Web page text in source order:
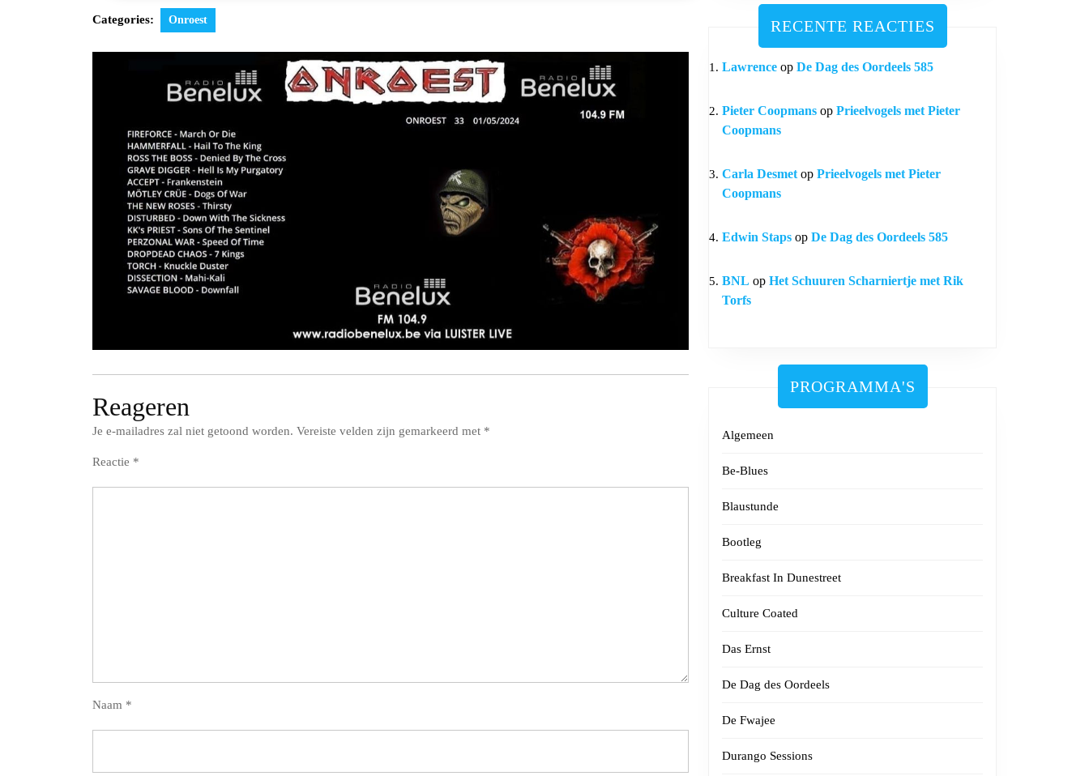
Categories: Onroest
Reageren
Je e-mailadres zal niet getoond worden. Vereiste velden zijn gemarkeerd met *
Reactie *
Naam *
RECENTE REACTIES
Lawrence op De Dag des Oordeels 585
Pieter Coopmans op Prieelvogels met Pieter
Coopmans
Carla Desmet op Prieelvogels met Pieter
Coopmans
Edwin Staps op De Dag des Oordeels 585
BNL op Het Schuuren Scharniertje met Rik
Torfs
PROGRAMMA'S
Algemeen
Be-Blues
Blaustunde
Bootleg
Breakfast In Dunestreet
Culture Coated
Das Ernst
De Dag des Oordeels
De Fwajee
Durango Sessions